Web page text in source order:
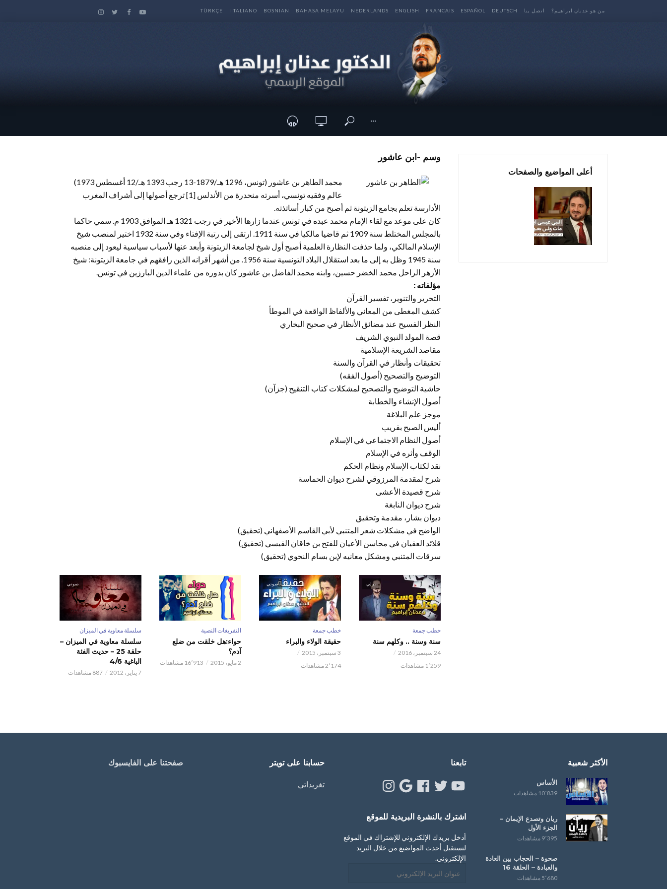
من هو عدنان ابراهيم؟ اتصل بنا DEUTSCH
ESPAÑOL
FRANCAIS
ENGLISH
NEDERLANDS
BAHASA MELAYU
BOSNIAN
IITALIANO
TÜRKÇE
···
وسم -ابن عاشور
محمد الطاهر بن عاشور (تونس، 1296 هـ/1879-13 رجب 1393 هـ/12 أغسطس 1973)
عالم وفقيه تونسي، أسرته منحدرة من الأندلس [1] ترجع أصولها إلى أشراف المغرب
الأدارسة تعلم بجامع الزيتونة ثم أصبح من كبار أساتذته.
كان على موعد مع لقاء الإمام محمد عبده في تونس عندما زارها الأخير في رجب 1321 هـ الموافق 1903 م. سمي حاكما
بالمجلس المختلط سنة 1909 ثم قاضيا مالكيا في سنة 1911. ارتقى إلى رتبة الإفتاء وفي سنة 1932 اختير لمنصب شيخ
الإسلام المالكي، ولما حذفت النظارة العلمية أصبح أول شيخ لجامعة الزيتونة وأبعد عنها لأسباب سياسية ليعود إلى منصبه
سنة 1945 وظل به إلى ما بعد استقلال البلاد التونسية سنة 1956. من أشهر أقرانه الذين رافقهم في جامعة الزيتونة: شيخ
الأزهر الراحل محمد الخضر حسين، وابنه محمد الفاضل بن عاشور كان بدوره من علماء الدين البارزين في تونس.
مؤلفاته :
التحرير والتنوير، تفسير القرآن
كشف المغطى من المعاني والألفاظ الواقعة في الموطأ
النظر الفسيح عند مضائق الأنظار في صحيح البخاري
قصة المولد النبوي الشريف
مقاصد الشريعة الإسلامية
تحقيقات وأنظار في القرآن والسنة
التوضيح والتصحيح (أصول الفقه)
حاشية التوضيح والتصحيح لمشكلات كتاب التنقيح (جزآن)
أصول الإنشاء والخطابة
موجز علم البلاغة
أليس الصبح بقريب
أصول النظام الاجتماعي في الإسلام
الوقف وأثره في الإسلام
نقد لكتاب الإسلام ونظام الحكم
شرح لمقدمة المرزوقي لشرح ديوان الحماسة
شرح قصيدة الأعشى
شرح ديوان النابغة
ديوان بشار، مقدمة وتحقيق
الواضح في مشكلات شعر المتنبي لأبي القاسم الأصفهاني (تحقيق)
قلائد العقيان في محاسن الأعيان للفتح بن خاقان القيسي (تحقيق)
سرقات المتنبي ومشكل معانيه لإبن بسام النحوي (تحقيق)
مرئي
خطب جمعة
سنة وسنة .. وكلهم سنة
24 سبتمبر، 2016
1٬259 مشاهدات
صوتي
خطب جمعة
حقيقة الولاء والبراء
3 سبتمبر، 2015
2٬174 مشاهدات
التفريغات النصية
حواء:هل خلقت من ضلع
آدم؟
2 مايو، 2015 16٬913 مشاهدات
صوتي
سلسلة معاوية في الميزان
سلسلة معاوية في الميزان –
حلقة 25 – حديث الفئة
الباغية 4/6
7 يناير، 2012 887 مشاهدات
أعلى المواضيع والصفحات
الأكثر شعبية
الأساس
10٬839 مشاهدات
ريان وتصدع الإيمان –
الجزء الأول
9٬395 مشاهدات
صحوة – ‏الحجاب‬ بين العادة
و‫‏العبادة‬ – الحلقة 16
5٬680 مشاهدات
تابعنا
YouTube
Twitter
Facebook
Google
Instagram
اشترك بالنشرة البريدية للموقع
أدخل بريدك الإلكتروني للإشتراك في الموقع
لتستقبل أحدث المواضيع من خلال البريد
الإلكتروني.
البريد
حسابنا على تويتر
تغريداتي
صفحتنا على الفايسبوك